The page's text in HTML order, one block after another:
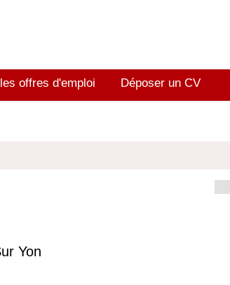
offres d'emploi Déposer un CV
Yon